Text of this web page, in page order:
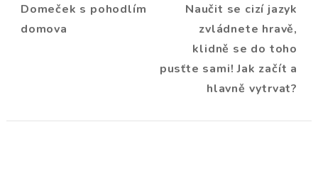
příspěvku
Domeček s pohodlím
domova
Naučit se cizí jazyk
zvládnete hravě,
klidně se do toho
pusťte sami! Jak začít a
hlavně vytrvat?